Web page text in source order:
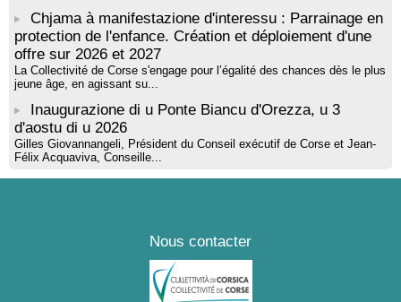
Chjama à manifestazione d'interessu : Parrainage en
protection de l'enfance. Création et déploiement d'une
offre sur 2026 et 2027
La Collectivité de Corse s'engage pour l’égalité des chances dès le plus
jeune âge, en agissant su...
Inaugurazione di u Ponte Biancu d'Orezza, u 3
d'aostu di u 2026
Gilles Giovannangeli, Président du Conseil exécutif de Corse et Jean-
Félix Acquaviva, Conseille...
Nous contacter